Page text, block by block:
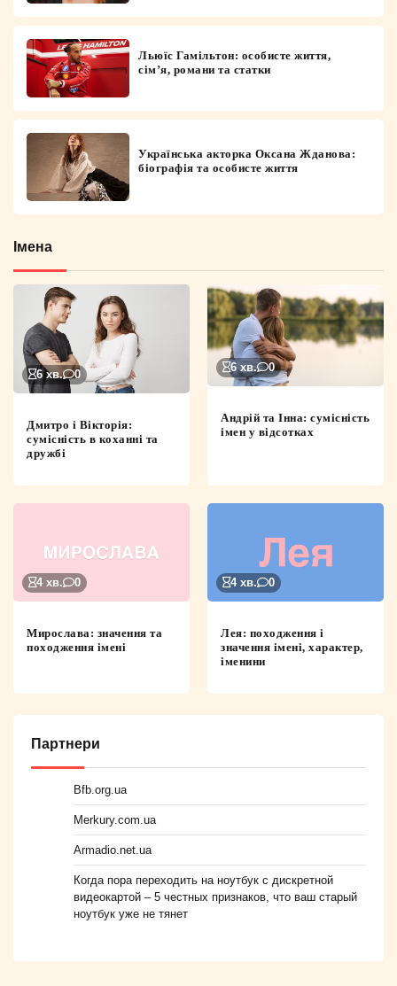
Льюїс Гамільтон: особисте життя,
сім’я, романи та статки
Українська акторка Оксана Жданова:
біографія та особисте життя
Імена
6 хв. 0
Дмитро і Вікторія:
сумісність в коханні та
дружбі
6 хв. 0
Андрій та Інна: сумісність
імен у відсотках
4 хв. 0
Мирослава: значення та
походження імені
4 хв. 0
Лея: походження і
значення імені, характер,
іменини
Партнери
Bfb.org.ua
Merkury.com.ua
Armadio.net.ua
Когда пора переходить на ноутбук с дискретной
видеокартой – 5 честных признаков, что ваш старый
ноутбук уже не тянет